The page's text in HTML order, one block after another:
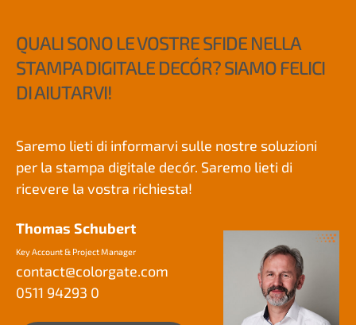
QUALI SONO LE VOSTRE SFIDE NELLA
STAMPA DIGITALE DECÓR? SIAMO FELICI
DI AIUTARVI!
Saremo lieti di informarvi sulle nostre soluzioni
per la stampa digitale decór. Saremo lieti di
ricevere la vostra richiesta!
Thomas Schubert
Key Account & Project Manager
contact@colorgate.com
0511 94293 0